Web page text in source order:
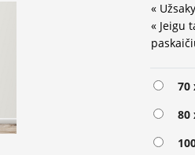
«
« Jeigu
70
80